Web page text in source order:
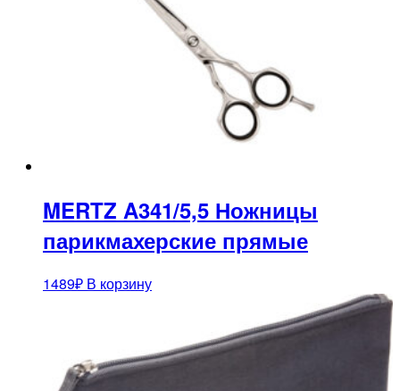
MERTZ A341/5,5 Ножницы
парикмахерские прямые
1489₽ В корзину